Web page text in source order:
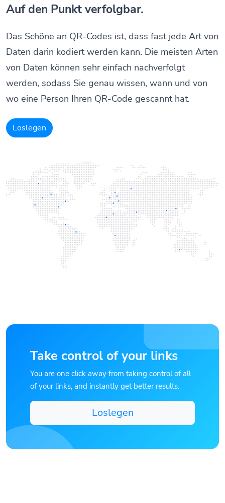
Auf den Punkt verfolgbar.
Das Schöne an QR-Codes ist, dass fast jede Art von
Daten darin kodiert werden kann. Die meisten Arten
von Daten können sehr einfach nachverfolgt
werden, sodass Sie genau wissen, wann und von
wo eine Person Ihren QR-Code gescannt hat.
Loslegen
Take control of your links
You are one click away from taking control of all
of your links, and instantly get better results.
Loslegen